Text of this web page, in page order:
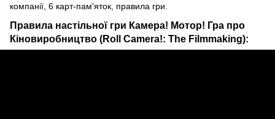
компанії, 6 карт-пам'яток, правила гри.
Правила настільної гри Камера! Мотор! Гра про
Кіновиробництво (Roll Camera!: The Filmmaking):